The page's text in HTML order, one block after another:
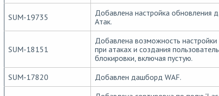
SUM-19735
Добавлена настройка обновления
Атак.
SUM-18151
Добавлена возможность
при атаках и создания
блокировки, включая пустую.
SUM-17820
Добавлен дашборд WAF.